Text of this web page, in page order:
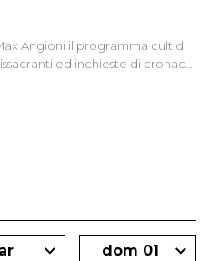
Angioni il programma cult di
ed inchieste di cronaca
dom 01